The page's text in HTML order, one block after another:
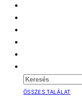
ÖSSZES TALÁLAT